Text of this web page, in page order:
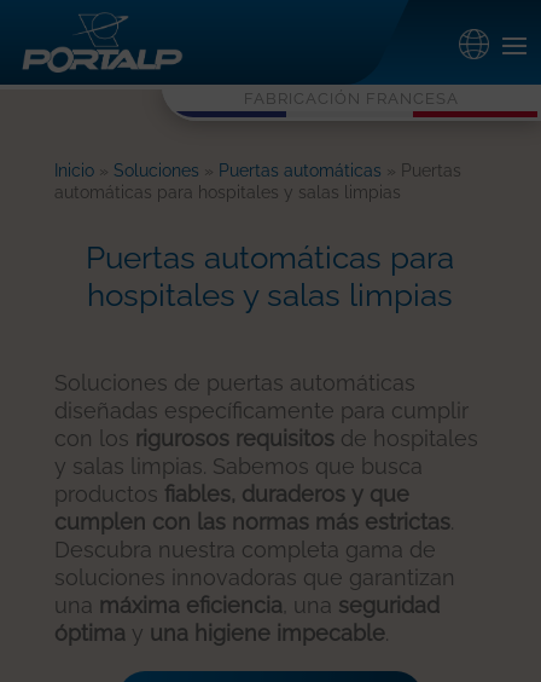
FABRICACIÓN FRANCESA
Inicio» Soluciones » Puertas automáticas » Puertas
automáticas para hospitales y salas limpias
Puertas automáticas para
hospitales y salas limpias
Soluciones de puertas automáticas
diseñadas específicamente para cumplir
con los rigurosos requisitosde hospitales
y salas limpias. Sabemos que busca
productos fiables, duraderos y que
cumplen con las normas más estrictas.
Descubra nuestra completa gama de
soluciones innovadoras que garantizan
una máxima eficiencia , una seguridad
óptima y una higiene impecable.